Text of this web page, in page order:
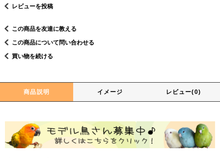
レビューを投稿
この商品を友達に教える
この商品について問い合わせる
買い物を続ける
商品説明 イメージ レビュー(0)